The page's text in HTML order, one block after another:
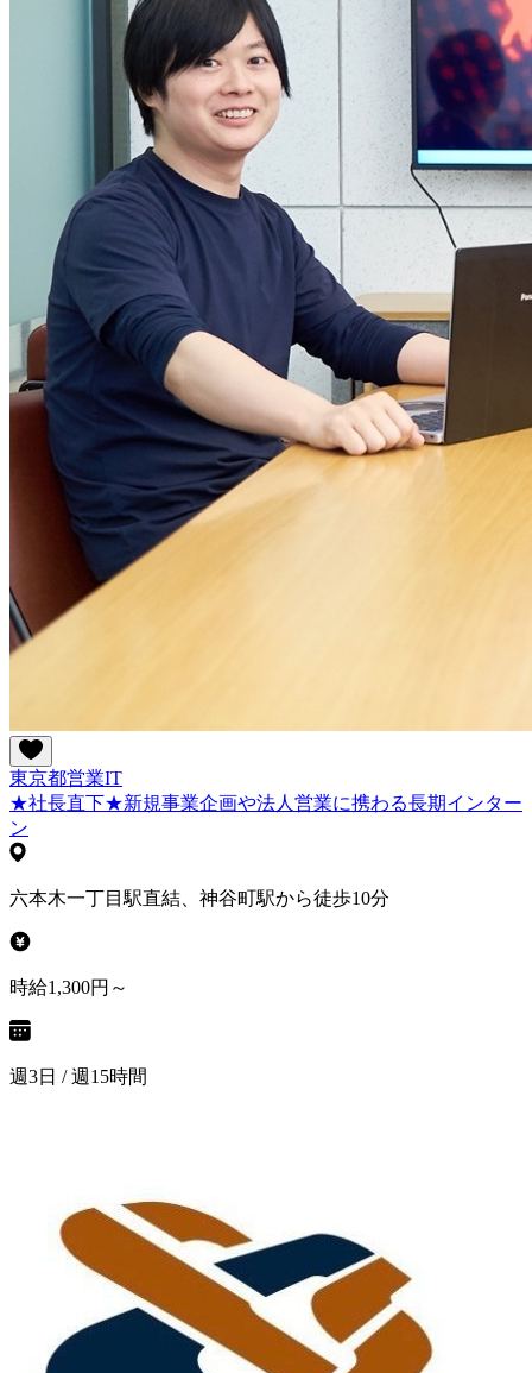
東京都営業IT
★社長直下★新規事業企画や法人営業に携わる長期インター
ン
六本木一丁目駅直結、神谷町駅から徒歩10分
時給1,300円～
週3日 / 週15時間